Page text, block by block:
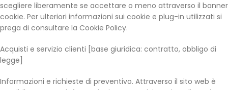
scegliere liberamente se accettare o meno attraverso il banner
cookie. Per ulteriori informazioni sui cookie e plug-in utilizzati si
prega di consultare la Cookie Policy.
Acquisti e servizio clienti [base giuridica: contratto, obbligo di
legge]
Informazioni e richieste di preventivo. Attraverso il sito web è